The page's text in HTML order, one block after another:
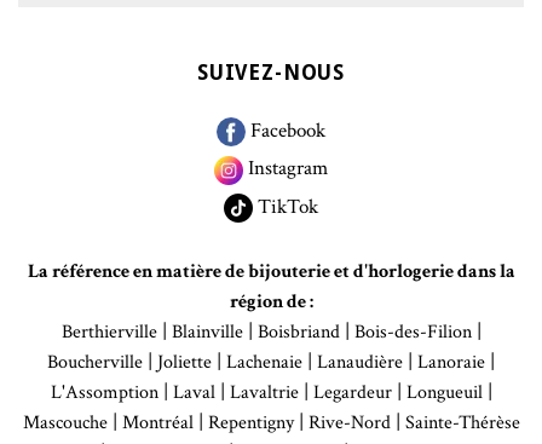
SUIVEZ-NOUS
Facebook
Instagram
TikTok
La référence en matière de bijouterie et d'horlogerie dans la
région de :
Berthierville| Blainville| Boisbriand| Bois-des-Filion|
Boucherville | Joliette | Lachenaie | Lanaudière | Lanoraie |
L'Assomption| Laval| Lavaltrie| Legardeur| Longueuil|
Mascouche| Montréal| Repentigny| Rive-Nord| Sainte-Thérèse